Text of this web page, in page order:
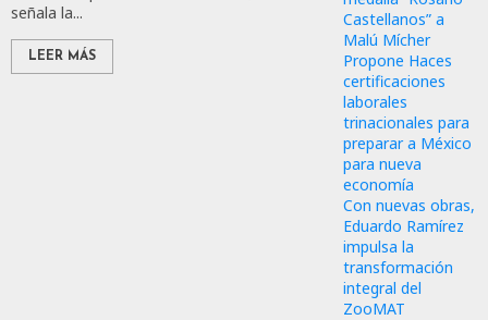
señala la...
LEER MÁS
Castellanos” a
Malú Mícher
Propone Haces
certificaciones
laborales
trinacionales para
preparar a México
para nueva
economía
Con nuevas obras,
Eduardo Ramírez
impulsa la
transformación
integral del
ZooMAT